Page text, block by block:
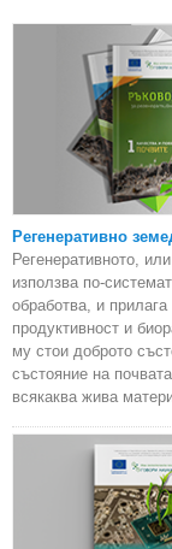
Регенеративно
Регенеративното,
използва по-
обработва, и
продуктивност и
му стои доброто
състояние на
всякаква жива